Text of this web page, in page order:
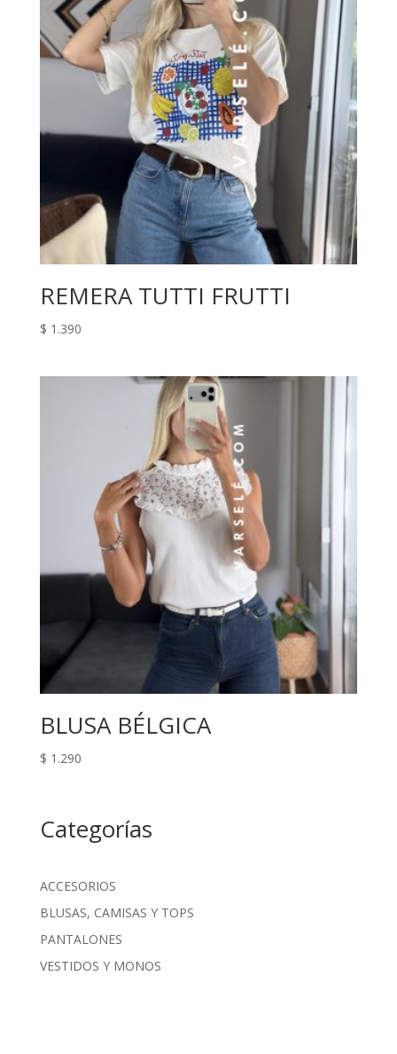
REMERA TUTTI FRUTTI
$ 1.390
BLUSA BÉLGICA
$ 1.290
Categorías
ACCESORIOS
BLUSAS, CAMISAS Y TOPS
PANTALONES
VESTIDOS Y MONOS